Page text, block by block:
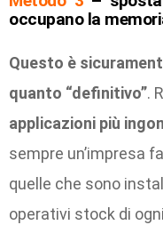
occupano la
Questo è
quanto “definitivo”.
applicazioni più
sempre un’impresa
quelle che sono
operativi stock di